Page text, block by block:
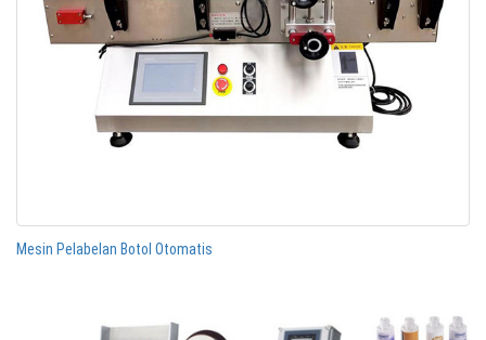
Mesin Pelabelan Botol Otomatis